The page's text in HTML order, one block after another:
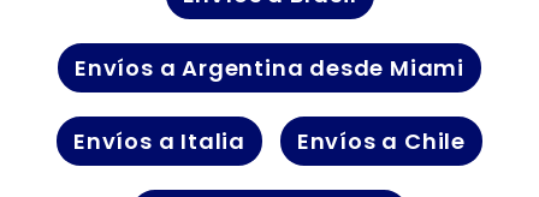
Envíos a Argentina desde Miami
Envíos a Italia Envíos a Chile